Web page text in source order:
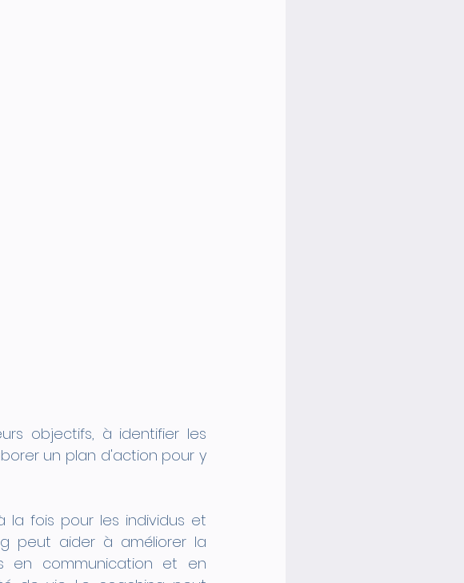
objectifs, à identifier les
un plan d'action pour y
la fois pour les individus et
peut aider à améliorer la
en communication et en